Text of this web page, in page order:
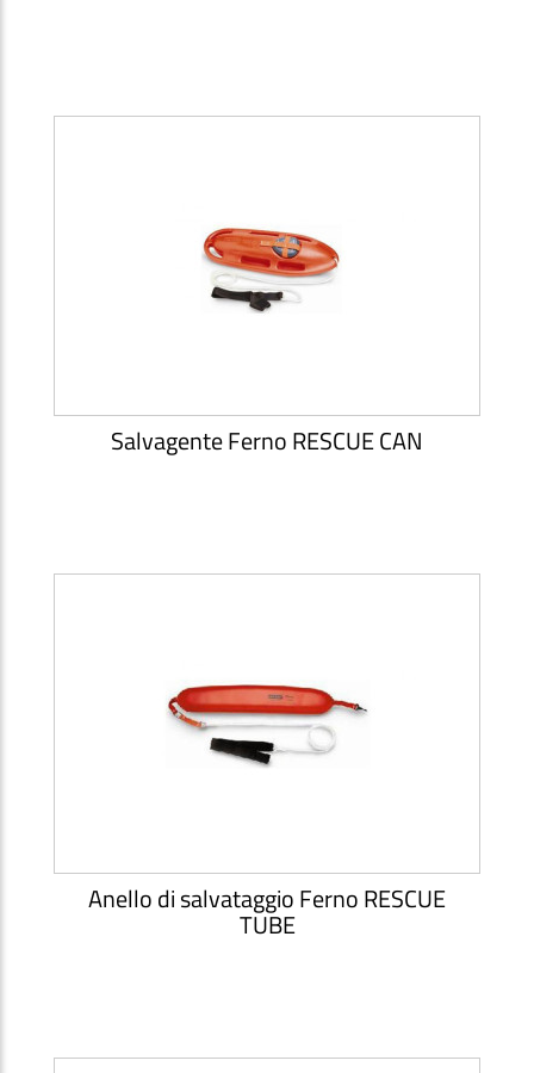
Salvagente Ferno RESCUE CAN
Anello di salvataggio Ferno RESCUE
TUBE